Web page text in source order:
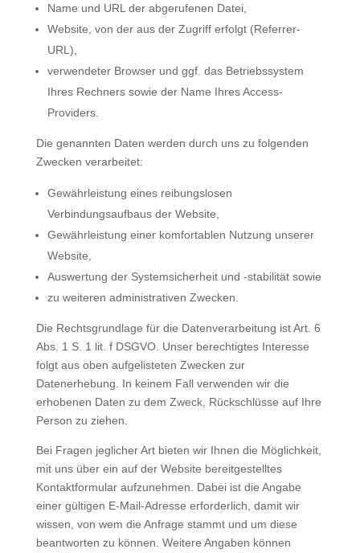
Name und URL der abgerufenen Datei,
Website, von der aus der Zugriff erfolgt (Referrer-
URL),
verwendeter Browser und ggf. das Betriebssystem
Ihres Rechners sowie der Name Ihres Access-
Providers.
Die genannten Daten werden durch uns zu folgenden
Zwecken verarbeitet:
Gewährleistung eines reibungslosen
Verbindungsaufbaus der Website,
Gewährleistung einer komfortablen Nutzung unserer
Website,
Auswertung der Systemsicherheit und -stabilität sowie
zu weiteren administrativen Zwecken.
Die Rechtsgrundlage für die Datenverarbeitung ist Art. 6
Abs. 1 S. 1 lit. f DSGVO. Unser berechtigtes Interesse
folgt aus oben aufgelisteten Zwecken zur
Datenerhebung. In keinem Fall verwenden wir die
erhobenen Daten zu dem Zweck, Rückschlüsse auf Ihre
Person zu ziehen.
Bei Fragen jeglicher Art bieten wir Ihnen die Möglichkeit,
mit uns über ein auf der Website bereitgestelltes
Kontaktformular aufzunehmen. Dabei ist die Angabe
einer gültigen E-Mail-Adresse erforderlich, damit wir
wissen, von wem die Anfrage stammt und um diese
beantworten zu können. Weitere Angaben können